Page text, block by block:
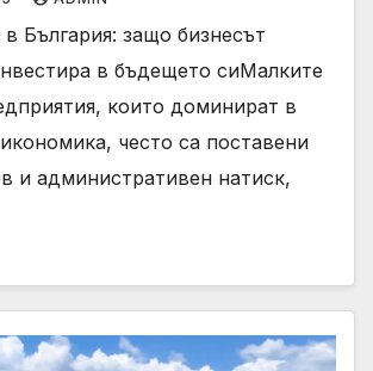
България: защо бизнесът
в бъдещето сиМалките
които доминират в
често са поставени
и административен натиск,